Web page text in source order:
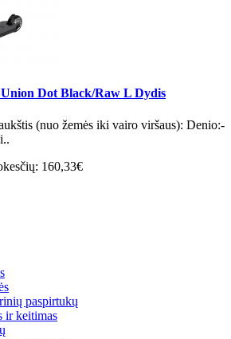
Dot Black/Raw L Dydis
(nuo žemės iki vairo viršaus): Denio:-
160,33€
paspirtukų
ir keitimas